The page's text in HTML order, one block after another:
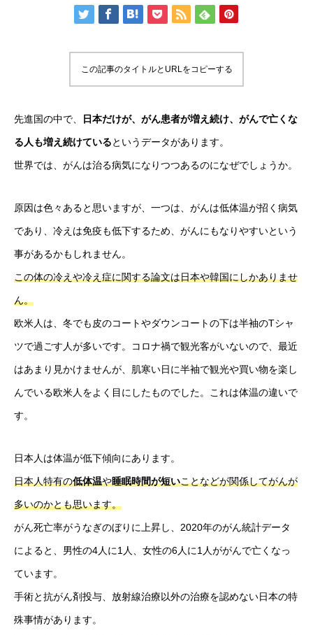
この記事のタイトルとURLをコピーする
先進国の中で、 日本だけが、がん患者が増え続け、がんで亡くな
る人も増え続けているというデータがあります。
世界では、がんは治る病気になりつつあるのになぜでしょうか。
原因は色々あると思いますが、一つは、がんは低体温が招く病気
であり、冷えは免疫も低下するため、がんにもなりやすいという
事があるかもしれません。
この体の冷えや冷え症に関する論文は日本や韓国にしかありませ
ん。
欧米人は、冬でも皮のコートやダウンコートの下は半袖のTシャ
ツで過ごす人が多いです。コロナ禍で観光客がいないので、最近
はあまり見かけませんが、肌寒い日に半袖で観光や買い物を楽し
んでいる欧米人をよく目にしたものでした。これは体温の違いで
す。
日本人は体温が低下傾向にあります。
日本人特有の低体温や睡眠時間が短いことなどが関係してがんが
多いのかとも思います。
がん死亡率がうなぎのぼりに上昇し、2020年のがん統計データ
によると、男性の4人に1人、女性の6人に1人ががんで亡くなっ
ています。
手術と抗がん剤投与、放射線治療以外の治療を認めない日本の特
殊事情があります。